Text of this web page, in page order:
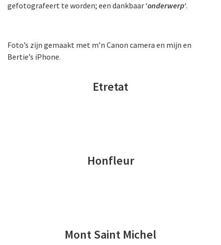
gefotografeert te worden; een dankbaar ‘onderwerp‘.
Foto’s zijn gemaakt met m’n Canon camera en mijn en
Bertie’s iPhone.
Etretat
Honfleur
Mont Saint Michel